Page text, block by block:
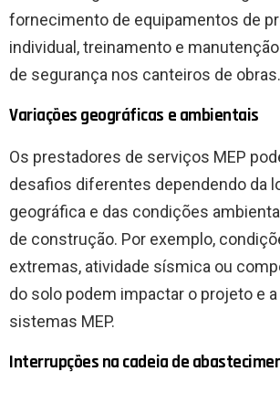
fornecimento de equipamentos de
individual, treinamento e
de segurança nos canteiros de obras.
Variações geográficas e ambientais
Os prestadores de serviços MEP
desafios diferentes dependendo da
geográfica e das condições
de construção. Por exemplo,
extremas, atividade sísmica ou
do solo podem impactar o projeto e
sistemas MEP.
Interrupções na cadeia de